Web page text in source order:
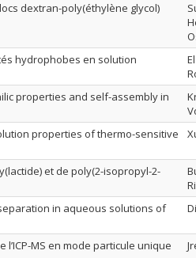
dextran-poly(éthylène glycol)
hydrophobes en solution
properties and self-assembly in
properties of thermo-sensitive
et de poly(2-isopropyl-2-
in aqueous solutions of
MS en mode particule unique